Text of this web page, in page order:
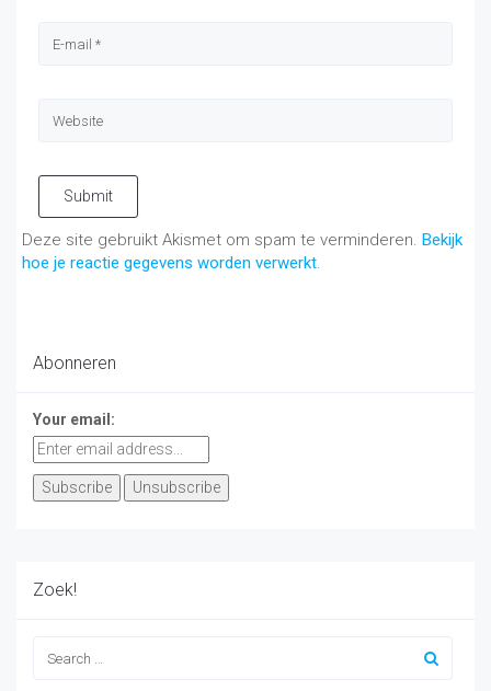
Submit
Deze site gebruikt Akismet om spam te verminderen. Bekijk
hoe je reactie gegevens worden verwerkt.
Abonneren
Your email:
Zoek!